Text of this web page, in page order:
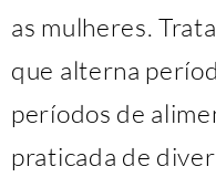
as mulheres.
que alterna
períodos de
praticada de